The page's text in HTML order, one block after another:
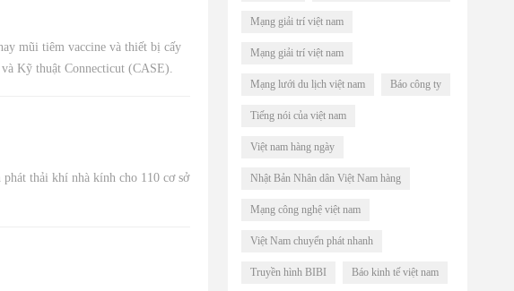
mũi tiêm vaccine và thiết bị cấy
Kỹ thuật Connecticut (CASE).
thải khí nhà kính cho 110 cơ sở
Mạng giải trí việt nam
Mạng giải trí việt nam
Mạng lưới du lịch việt nam Báo công ty
Tiếng nói của việt nam
Việt nam hàng ngày
Nhật Bản Nhân dân Việt Nam hàng
Mạng công nghệ việt nam
Việt Nam chuyển phát nhanh
Truyền hình BIBI Báo kinh tế việt nam